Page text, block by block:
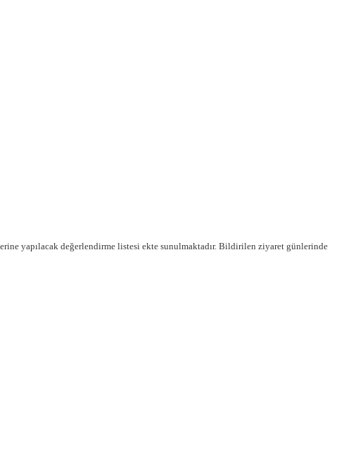
yapılacak değerlendirme listesi ekte sunulmaktadır. Bildirilen ziyaret günlerinde